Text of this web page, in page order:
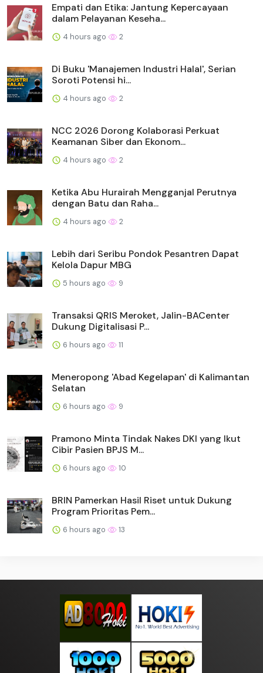
Empati dan Etika: Jantung Kepercayaan
dalam Pelayanan Keseha...
4 hours ago 2
Di Buku 'Manajemen Industri Halal', Serian
Soroti Potensi hi...
4 hours ago 2
NCC 2026 Dorong Kolaborasi Perkuat
Keamanan Siber dan Ekonom...
4 hours ago 2
Ketika Abu Hurairah Mengganjal Perutnya
dengan Batu dan Raha...
4 hours ago 2
Lebih dari Seribu Pondok Pesantren Dapat
Kelola Dapur MBG
5 hours ago 9
Transaksi QRIS Meroket, Jalin-BACenter
Dukung Digitalisasi P...
6 hours ago 11
Meneropong 'Abad Kegelapan' di Kalimantan
Selatan
6 hours ago 9
Pramono Minta Tindak Nakes DKI yang Ikut
Cibir Pasien BPJS M...
6 hours ago 10
BRIN Pamerkan Hasil Riset untuk Dukung
Program Prioritas Pem...
6 hours ago 13